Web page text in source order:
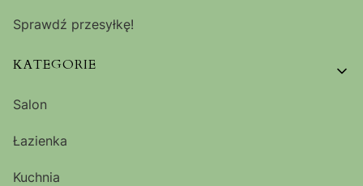
Sprawdź przesyłkę!
KATEGORIE
Salon
Łazienka
Kuchnia